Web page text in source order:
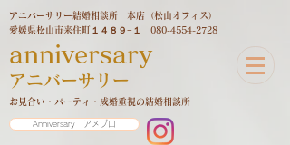
アニバーサリー結婚相談所 本店（松山オフィス）
愛媛県松山市来住町１４８９−１
080-4554-2728
anniversary
アニバーサリー
お見合い・パーティ・成婚重視の結婚相談所
Anniversary アメブロ